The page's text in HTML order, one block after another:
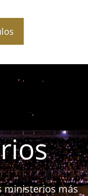
ministerios más